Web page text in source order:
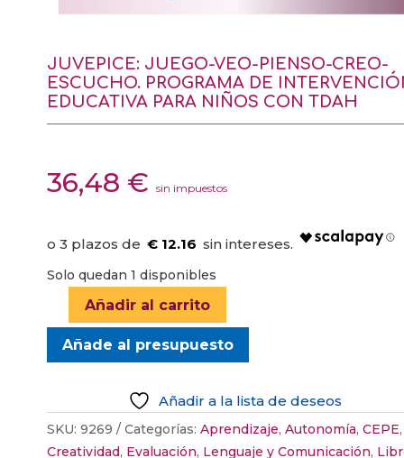
JUVEPICE: JUEGO-VEO-PIENSO-CREO-
ESCUCHO. PROGRAMA DE
EDUCATIVA PARA NIÑOS CON TDAH
36,48 € sin impuestos
€ 12.16
Solo quedan 1 disponibles
JUVEPICE:
JUEGO-
VEO-
ESCUCHO.
PROGRAMA
Añadir al carrito
Añade al presupuesto
Añadir a la lista de deseos
SKU: 9269 Categorías: Aprendizaje, Autonomía, CEPE,
Creatividad, Evaluación, Lenguaje y Comunicación,